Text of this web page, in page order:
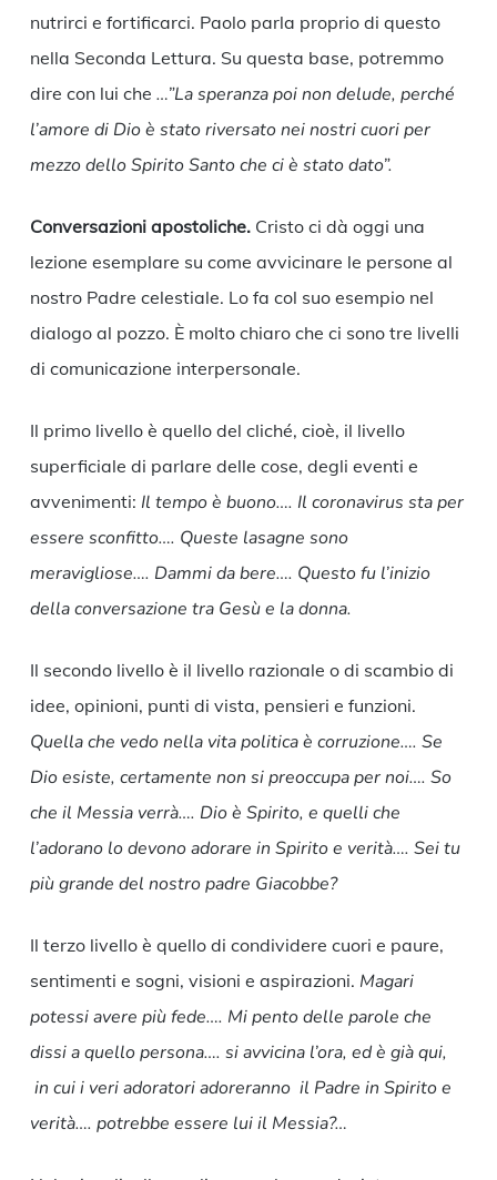
nutrirci e fortificarci. Paolo parla proprio di questo
nella Seconda Lettura. Su questa base, potremmo
dire con lui che …”La speranza poi non delude, perché
l’amore di Dio è stato riversato nei nostri cuori per
mezzo dello Spirito Santo che ci è stato dato”.
Conversazioni apostoliche.Cristo ci dà oggi una
lezione esemplare su come avvicinare le persone al
nostro Padre celestiale. Lo fa col suo esempio nel
dialogo al pozzo. È molto chiaro che ci sono tre livelli
di comunicazione interpersonale.
Il primo livello è quello del cliché, cioè, il livello
superficiale di parlare delle cose, degli eventi e
avvenimenti: Il tempo è buono…. Il coronavirus sta per
essere sconfitto…. Queste lasagne sono
meravigliose…. Dammi da bere…. Questo fu l’inizio
della conversazione tra Gesù e la donna.
Il secondo livello è il livello razionale o di scambio di
idee, opinioni, punti di vista, pensieri e funzioni.
Quella che vedo nella vita politica è corruzione…. Se
Dio esiste, certamente non si preoccupa per noi…. So
che il Messia verrà…. Dio è Spirito, e quelli che
l’adorano lo devono adorare in Spirito e verità…. Sei tu
più grande del nostro padre Giacobbe?
Il terzo livello è quello di condividere cuori e paure,
sentimenti e sogni, visioni e aspirazioni. Magari
potessi avere più fede…. Mi pento delle parole che
dissi a quello persona…. si avvicina l’ora, ed è già qui,
in cui i veri adoratori adoreranno il Padre in Spirito e
verità…. potrebbe essere lui il Messia?…